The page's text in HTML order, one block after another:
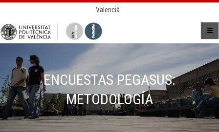
Valencià
ENCUESTAS PEGASUS:
METODOLOGÍA